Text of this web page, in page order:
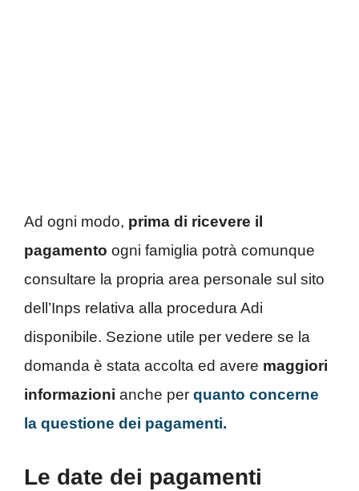
Ad ogni modo, prima di ricevere il
pagamento ogni famiglia potrà comunque
consultare la propria area personale sul sito
dell’Inps relativa alla procedura Adi
disponibile. Sezione utile per vedere se la
domanda è stata accolta ed avere maggiori
informazioni anche per quanto concerne
la questione dei pagamenti.
Le date dei pagamenti